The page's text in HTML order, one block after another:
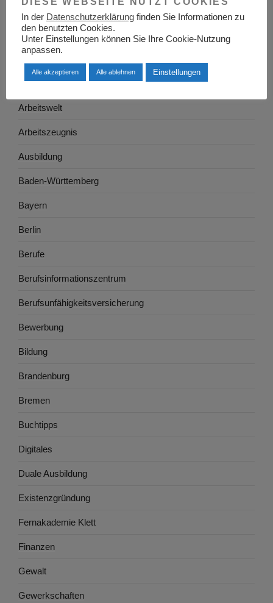
Arbeitgeber
Arbeitsrecht
Arbeitswelt
Arbeitszeugnis
Ausbildung
Baden-Württemberg
Bayern
Berlin
Berufe
Berufsinformationszentrum
Berufsunfähigkeitsversicherung
Bewerbung
Bildung
Brandenburg
Bremen
Buchtipps
Digitales
Duale Ausbildung
Existenzgründung
Fernakademie Klett
Finanzen
Gewalt
Gewerkschaften
In der Datenschutzerklärung finden Sie Informationen zu
den benutzten Cookies.
Unter Einstellungen können Sie Ihre Cookie-Nutzung
anpassen.
Alle akzeptieren Alle ablehnen Einstellungen